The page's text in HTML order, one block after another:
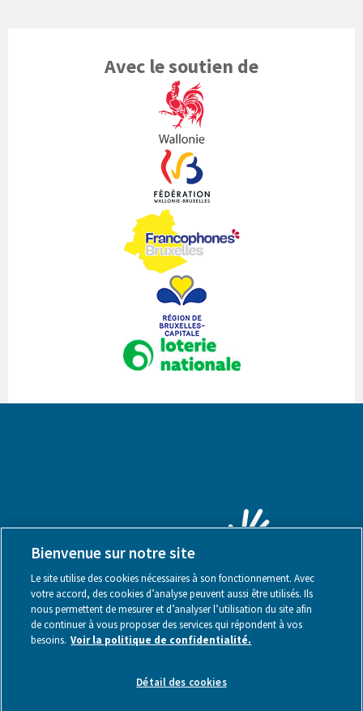
Avec le soutien de
Bienvenue sur notre site
Le site utilise des cookies nécessaires à son fonctionnement. Avec
votre accord, des cookies d’analyse peuvent aussi être utilisés. Ils
nous permettent de mesurer et d’analyser l’utilisation du site afin
de continuer à vous proposer des services qui répondent à vos
besoins. Voir la politique de confidentialité.
Détail des cookies